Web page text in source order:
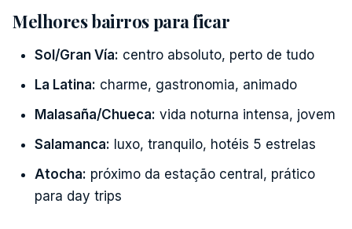
Melhores bairros para ficar
Sol/Gran Vía: centro absoluto, perto de tudo
La Latina: charme, gastronomia, animado
Malasaña/Chueca: vida noturna intensa, jovem
Salamanca: luxo, tranquilo, hotéis 5 estrelas
Atocha: próximo da estação central, prático
para day trips